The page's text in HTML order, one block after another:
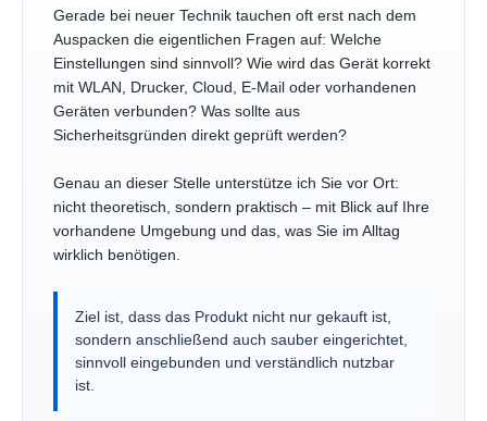
Gerade bei neuer Technik tauchen oft erst nach dem
Auspacken die eigentlichen Fragen auf: Welche
Einstellungen sind sinnvoll? Wie wird das Gerät korrekt
mit WLAN, Drucker, Cloud, E-Mail oder vorhandenen
Geräten verbunden? Was sollte aus
Sicherheitsgründen direkt geprüft werden?
Genau an dieser Stelle unterstütze ich Sie vor Ort:
nicht theoretisch, sondern praktisch – mit Blick auf Ihre
vorhandene Umgebung und das, was Sie im Alltag
wirklich benötigen.
Ziel ist, dass das Produkt nicht nur gekauft ist,
sondern anschließend auch sauber eingerichtet,
sinnvoll eingebunden und verständlich nutzbar
ist.